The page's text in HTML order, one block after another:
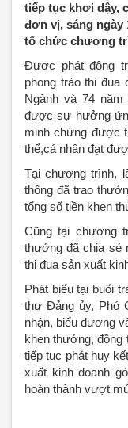
tiếp tục khơi dậy,
đơn vị, sáng ngày
tổ chức chương
Được phát động
phong trào thi đua
Ngành và 74
được sự hưởng
minh chứng được
thể,cá nhân đạt
Tại chương trình,
thông đã trao
tổng số tiền khen
Cũng tại chương
thưởng đã chia sẻ
thi đua sản xuất
Phát biểu tại buổi
thư Đảng ủy, Phó
nhận, biểu dương
khen thưởng, đồng
tiếp tục phát huy
xuất kinh doanh
hoàn thành vượt